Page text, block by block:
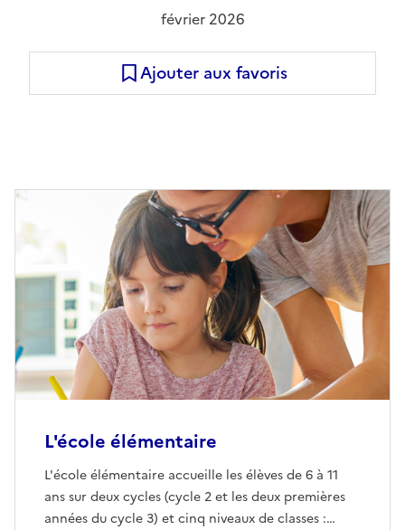
février 2026
Ajouter aux favoris
L'école élémentaire
L'école élémentaire accueille les élèves de 6 à 11
ans sur deux cycles (cycle 2 et les deux premières
années du cycle 3) et cinq niveaux de classes :…